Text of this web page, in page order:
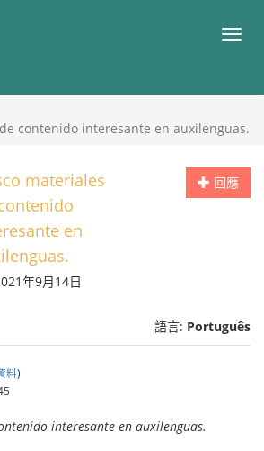
目
contenido interesante en auxilenguas.
回應
materiales
en
年9月14日
語言: Português
料)
interesante en auxilenguas.